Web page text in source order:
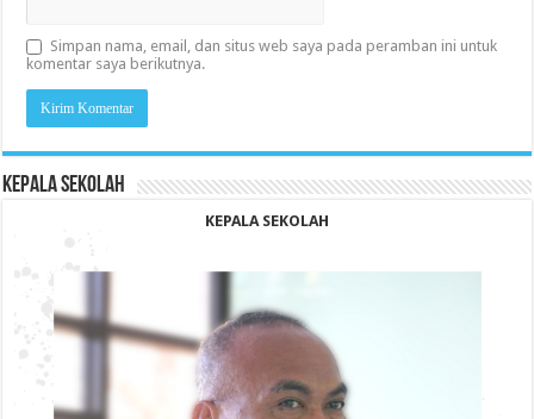
Simpan nama, email, dan situs web saya pada peramban ini untuk
komentar saya berikutnya.
KEPALA SEKOLAH
KEPALA SEKOLAH